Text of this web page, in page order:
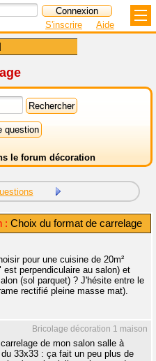
S'inscrire Aide
le forum décoration
: Choix du format de carrelage
pour une cuisine de 20m²
perpendiculaire au salon) et
(sol parquet) ? J'hésite entre le
rectifié pleine masse mat).
Bricolage décoration 1 maison
de mon salon salle à
33x33 : ça fait un peu plus de